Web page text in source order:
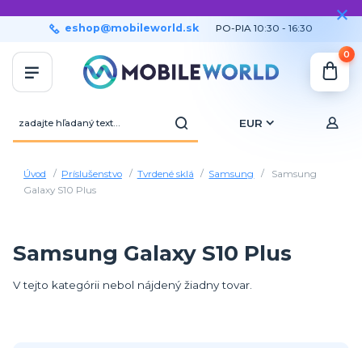
EUR
eshop@mobileworld.sk PO-PIA 10:30 - 16:30
0
Úvod Príslušenstvo Tvrdené sklá Samsung
Samsung
Galaxy S10 Plus
Samsung Galaxy S10 Plus
V tejto kategórii nebol nájdený žiadny tovar.